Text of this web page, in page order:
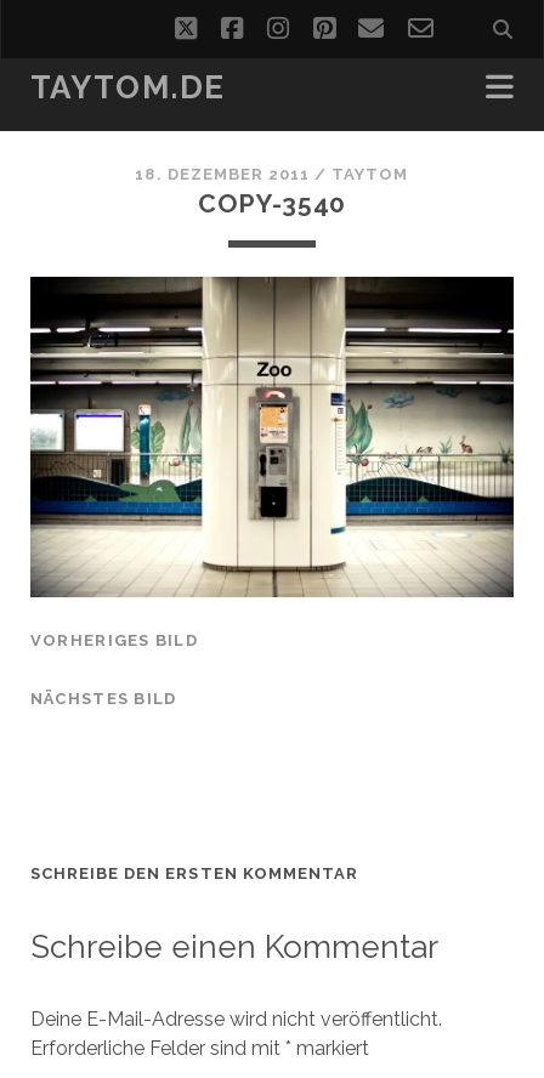
twitterfacebookinstagram
pinterest
emailemail-
form
TAYTOM.DE
18. DEZEMBER 2011 / TAYTOM
COPY-3540
VORHERIGES BILD
NÄCHSTES BILD
SCHREIBE DEN ERSTEN KOMMENTAR
Schreibe einen Kommentar
Deine E-Mail-Adresse wird nicht veröffentlicht.
Erforderliche Felder sind mit * markiert